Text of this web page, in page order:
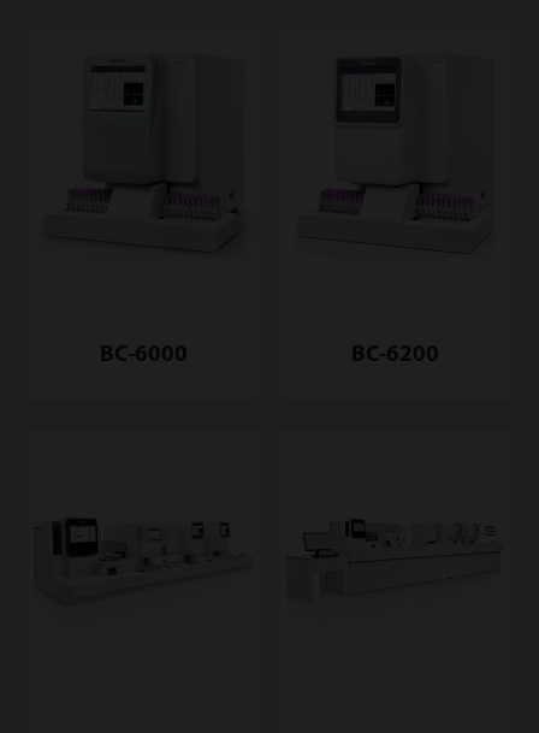
BC-6000 BC-6200